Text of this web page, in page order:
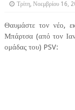
Τρίτη, Νοεμβρίου 16,
Θαυμάστε τον νέο,
Μπάρτσα (από τον
ομάδας του) PSV: